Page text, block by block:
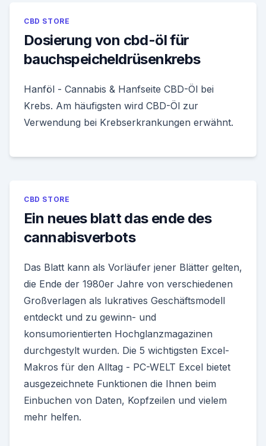
CBD STORE
Dosierung von cbd-öl für
bauchspeicheldrüsenkrebs
Hanföl - Cannabis & Hanfseite CBD-Öl bei
Krebs. Am häufigsten wird CBD-Öl zur
Verwendung bei Krebserkrankungen erwähnt.
CBD STORE
Ein neues blatt das ende des
cannabisverbots
Das Blatt kann als Vorläufer jener Blätter gelten,
die Ende der 1980er Jahre von verschiedenen
Großverlagen als lukratives Geschäftsmodell
entdeckt und zu gewinn- und
konsumorientierten Hochglanzmagazinen
durchgestylt wurden. Die 5 wichtigsten Excel-
Makros für den Alltag - PC-WELT Excel bietet
ausgezeichnete Funktionen die Ihnen beim
Einbuchen von Daten, Kopfzeilen und vielem
mehr helfen.